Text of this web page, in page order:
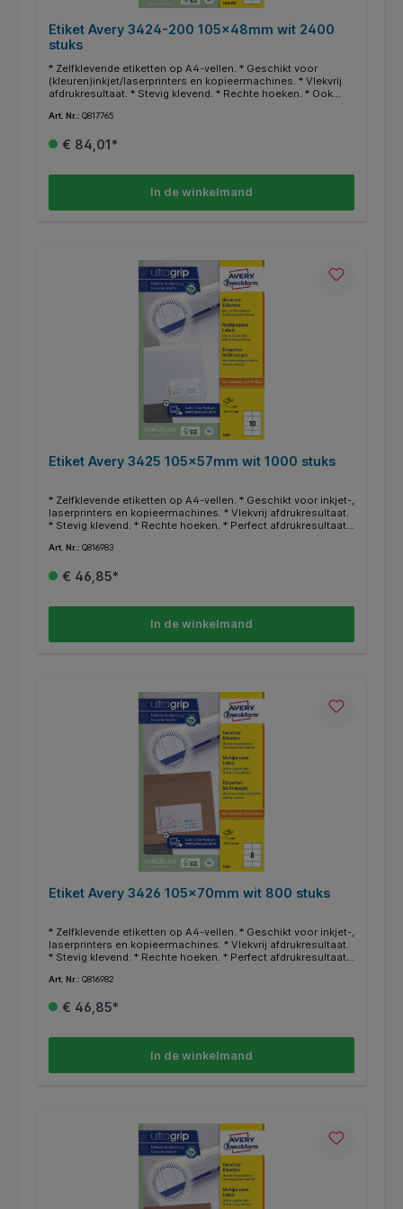
Etiket Avery 3424-200 105x48mm wit 2400
stuks
* Zelfklevende etiketten op A4-vellen. * Geschikt voor
(kleuren)inkjet/laserprinters en kopieermachines. * Vlekvrij
afdrukresultaat. * Stevig klevend. * Rechte hoeken. * Ook
Gegarandeerd storingvrije doorvoer. * FSC-gecertificeerd. *
beschikbaar op http://www.avery.eu.
Art. Nr.: Q817765
€ 84,01*
In de winkelmand
Etiket Avery 3425 105x57mm wit 1000 stuks
* Zelfklevende etiketten op A4-vellen. * Geschikt voor inkjet-,
laserprinters en kopieermachines. * Vlekvrij afdrukresultaat.
* Stevig klevend. * Rechte hoeken. * Perfect afdrukresultaat
storingvrije doorvoer. * FSC-gecertificeerd. * Zuurvrij. * Gratis
http://www.avery.eu.
Art. Nr.: Q816983
€ 46,85*
In de winkelmand
Etiket Avery 3426 105x70mm wit 800 stuks
* Zelfklevende etiketten op A4-vellen. * Geschikt voor inkjet-,
laserprinters en kopieermachines. * Vlekvrij afdrukresultaat.
* Stevig klevend. * Rechte hoeken. * Perfect afdrukresultaat
storingvrije doorvoer. * FSC-gecertificeerd. * Zuurvrij. * Gratis
http://www.avery.eu.
Art. Nr.: Q816982
€ 46,85*
In de winkelmand